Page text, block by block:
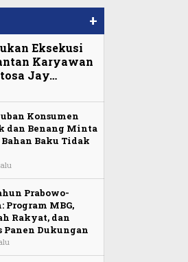
+
Eksekusi
Karyawan
Jay…
Konsumen
dan Benang Minta
Baku Tidak
Prabowo-
Program MBG,
Rakyat, dan
Panen Dukungan